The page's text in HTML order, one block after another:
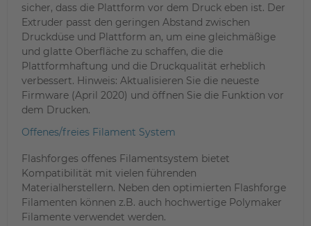
sicher, dass die Plattform vor dem Druck eben ist. Der
Extruder passt den geringen Abstand zwischen
Druckdüse und Plattform an, um eine gleichmäßige
und glatte Oberfläche zu schaffen, die die
Plattformhaftung und die Druckqualität erheblich
verbessert. Hinweis: Aktualisieren Sie die neueste
Firmware (April 2020) und öffnen Sie die Funktion vor
dem Drucken.
Offenes/freies Filament System
Flashforges offenes Filamentsystem bietet
Kompatibilität mit vielen führenden
Materialherstellern. Neben den optimierten Flashforge
Filamenten können z.B. auch hochwertige Polymaker
Filamente verwendet werden.